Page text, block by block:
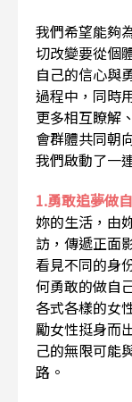
我們希望能夠
切改變要從個
自己的信心與
過程中，同時
更多相互瞭解
會群體共同朝
我們啟動了一
1.勇敢追夢做
妳的生活，由
訪，傳遞正面
看見不同的身
何勇敢的做自
各式各樣的女
勵女性挺身而
己的無限可能
路。